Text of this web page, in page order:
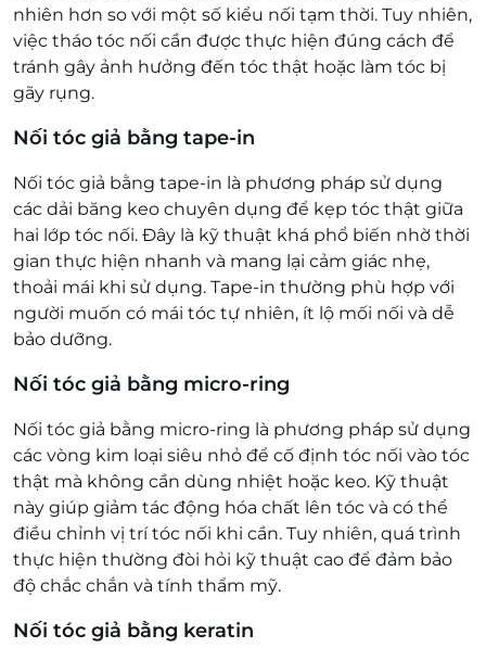
nhiên hơn so với một số kiểu nối tạm thời. Tuy nhiên,
việc tháo tóc nối cần được thực hiện đúng cách để
tránh gây ảnh hưởng đến tóc thật hoặc làm tóc bị
gãy rụng.
Nối tóc giả bằng tape-in
Nối tóc giả bằng tape-in là phương pháp sử dụng
các dải băng keo chuyên dụng để kẹp tóc thật giữa
hai lớp tóc nối. Đây là kỹ thuật khá phổ biến nhờ thời
gian thực hiện nhanh và mang lại cảm giác nhẹ,
thoải mái khi sử dụng. Tape-in thường phù hợp với
người muốn có mái tóc tự nhiên, ít lộ mối nối và dễ
bảo dưỡng.
Nối tóc giả bằng micro-ring
Nối tóc giả bằng micro-ring là phương pháp sử dụng
các vòng kim loại siêu nhỏ để cố định tóc nối vào tóc
thật mà không cần dùng nhiệt hoặc keo. Kỹ thuật
này giúp giảm tác động hóa chất lên tóc và có thể
điều chỉnh vị trí tóc nối khi cần. Tuy nhiên, quá trình
thực hiện thường đòi hỏi kỹ thuật cao để đảm bảo
độ chắc chắn và tính thẩm mỹ.
Nối tóc giả bằng keratin